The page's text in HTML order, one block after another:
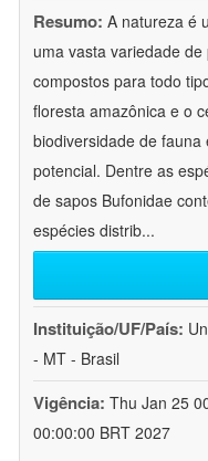
Resumo: A natureza é
uma vasta variedade
compostos para todo
floresta amazônica e o
biodiversidade de
potencial. Dentre as
de sapos Bufonidae
espécies distrib...
Instituição/UF/País:
- MT - Brasil
Vigência: Thu Jan 25
00:00:00 BRT 2027